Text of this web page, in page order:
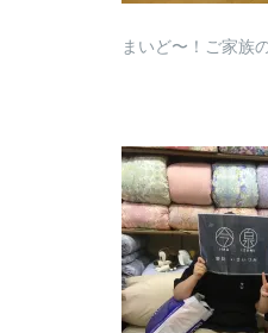
まいど〜！ご家族